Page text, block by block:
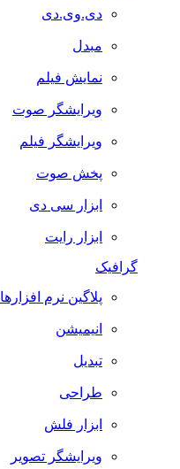
دی.وی.دی
مبدل
نمایش فیلم
ویرایشگر صوت
ویرایشگر فیلم
پخش صوت
ابزار سی دی
ابزار رایت
گرافیک
پلاگین نرم افزارها
انیمیشن
تبدیل
طراحی
ابزار فلش
ویرایشگر تصویر